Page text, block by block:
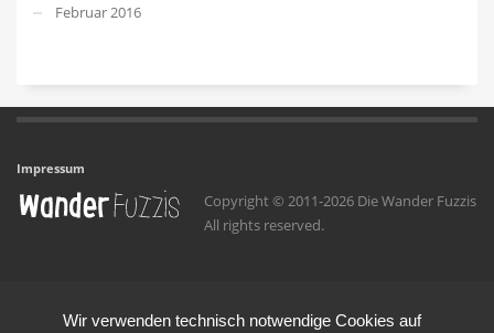
Februar 2016
Impressum
Copyright © 2011-2026 Die Wander Fuzzis
All rights reserved.
Wir verwenden technisch notwendige Cookies auf